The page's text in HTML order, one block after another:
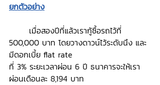
ยกตัวอย่าง
500,000 บาท โดยวางดาวน์ไว้ระดับนึง และ
มีดอกเบี้ย flat rate
ที่ 3% ระยะเวลาผ่อน 6 ปี ธนาคารจะให้เรา
ผ่อนเดือนละ 8,194 บาท